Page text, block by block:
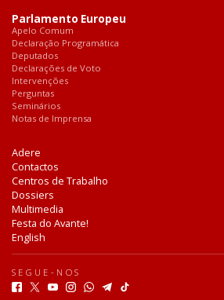
Parlamento Europeu
Apelo Comum
Declaração Programática
Deputados
Declarações de Voto
Intervenções
Perguntas
Seminários
Notas de Imprensa
Adere
Contactos
Centros de Trabalho
Dossiers
Multimedia
Festa do Avante!
English
SEGUE-NOS